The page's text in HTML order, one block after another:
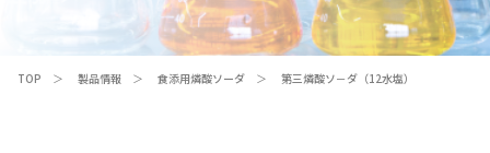
TOP 製品情報 食添用燐酸ソーダ 第三燐酸ソ－ダ（12水塩）